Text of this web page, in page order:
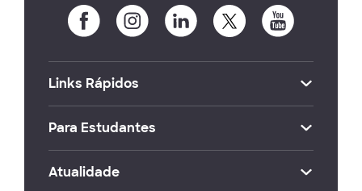
Links Rápidos
Para Estudantes
Atualidade